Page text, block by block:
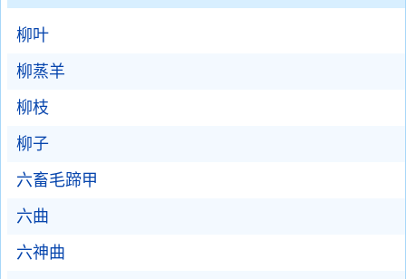
柳叶
柳蒸羊
柳枝
柳子
六畜毛蹄甲
六曲
六神曲